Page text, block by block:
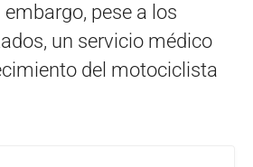
pese a los
un servicio médico
del motociclista